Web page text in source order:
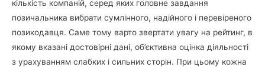
кількість компаній, серед яких головне завдання
позичальника вибрати сумлінного, надійного і перевіреного
позикодавця. Саме тому варто звертати увагу на рейтинг, в
якому вказані достовірні дані, об’єктивна оцінка діяльності
з урахуванням слабких і сильних сторін. При цьому кожна